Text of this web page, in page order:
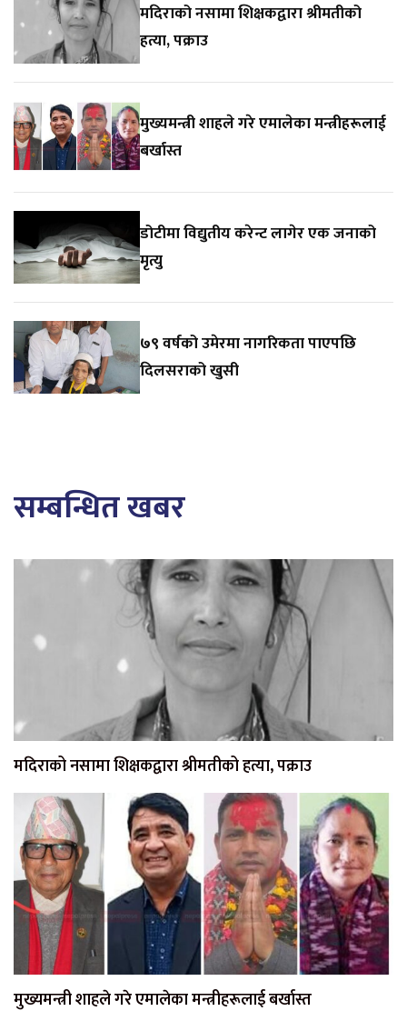
मदिराको नसामा शिक्षकद्वारा श्रीमतीको
हत्या, पक्राउ
मुख्यमन्त्री शाहले गरे एमालेका मन्त्रीहरूलाई
बर्खास्त
डोटीमा विद्युतीय करेन्ट लागेर एक जनाको
मृत्यु
७९ वर्षको उमेरमा नागरिकता पाएपछि
दिलसराको खुसी
सम्बन्धित खबर
मदिराको नसामा शिक्षकद्वारा श्रीमतीको हत्या, पक्राउ
मुख्यमन्त्री शाहले गरे एमालेका मन्त्रीहरूलाई बर्खास्त